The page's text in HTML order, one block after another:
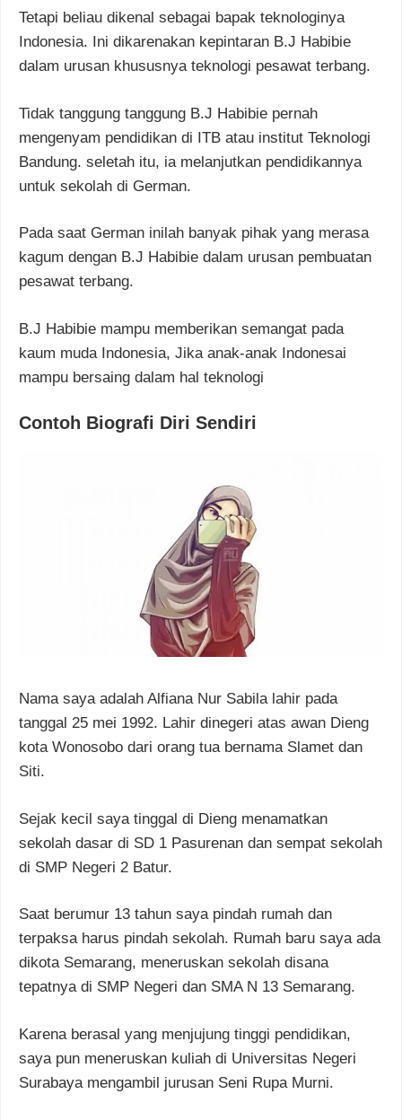
Tetapi beliau dikenal sebagai bapak teknologinya
Indonesia. Ini dikarenakan kepintaran B.J Habibie
dalam urusan khususnya teknologi pesawat terbang.
Tidak tanggung tanggung B.J Habibie pernah
mengenyam pendidikan di ITB atau institut Teknologi
Bandung. seletah itu, ia melanjutkan pendidikannya
untuk sekolah di German.
Pada saat German inilah banyak pihak yang merasa
kagum dengan B.J Habibie dalam urusan pembuatan
pesawat terbang.
B.J Habibie mampu memberikan semangat pada
kaum muda Indonesia, Jika anak-anak Indonesai
mampu bersaing dalam hal teknologi
Contoh Biografi Diri Sendiri
Nama saya adalah Alfiana Nur Sabila lahir pada
tanggal 25 mei 1992. Lahir dinegeri atas awan Dieng
kota Wonosobo dari orang tua bernama Slamet dan
Siti.
Sejak kecil saya tinggal di Dieng menamatkan
sekolah dasar di SD 1 Pasurenan dan sempat sekolah
di SMP Negeri 2 Batur.
Saat berumur 13 tahun saya pindah rumah dan
terpaksa harus pindah sekolah. Rumah baru saya ada
dikota Semarang, meneruskan sekolah disana
tepatnya di SMP Negeri dan SMA N 13 Semarang.
Karena berasal yang menjujung tinggi pendidikan,
saya pun meneruskan kuliah di Universitas Negeri
Surabaya mengambil jurusan Seni Rupa Murni.